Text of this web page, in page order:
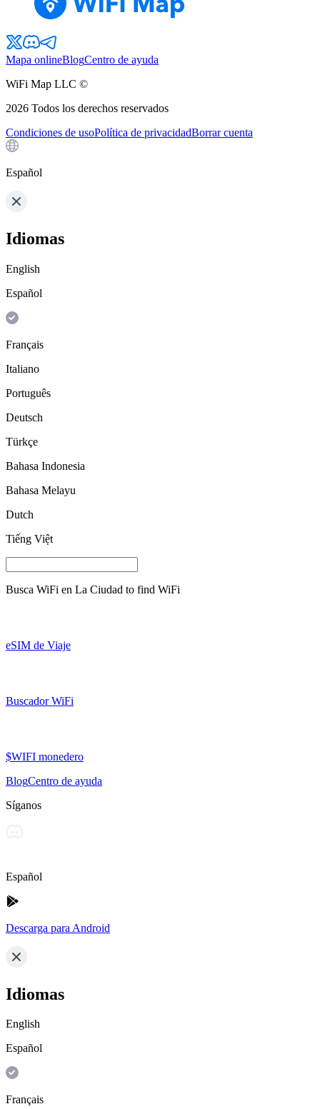
Mapa onlineBlogCentro de ayuda
WiFi Map LLC ©
2026 Todos los derechos reservados
Condiciones de usoPolítica de privacidadBorrar cuenta
Español
Idiomas
English
Español
Français
Italiano
Português
Deutsch
Türkçe
Bahasa Indonesia
Bahasa Melayu
Dutch
Tiếng Việt
Busca WiFi en La Ciudad to find WiFi
eSIM de Viaje
Buscador WiFi
$WIFI monedero
BlogCentro de ayuda
Síganos
Español
Descarga para Android
Idiomas
English
Español
Français